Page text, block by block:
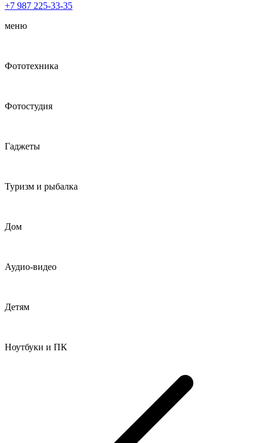
+7 987 225-33-35
меню
Фототехника
Фотостудия
Гаджеты
Туризм и рыбалка
Дом
Аудио-видео
Детям
Ноутбуки и ПК